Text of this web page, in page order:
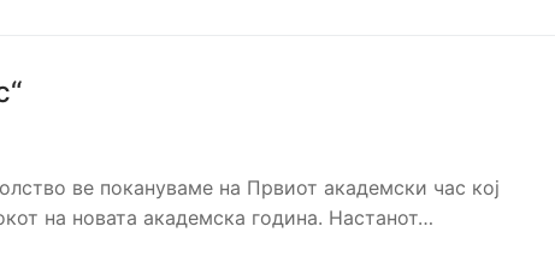
ве покануваме на Првиот академски час кој
на новата академска година. Настанот…